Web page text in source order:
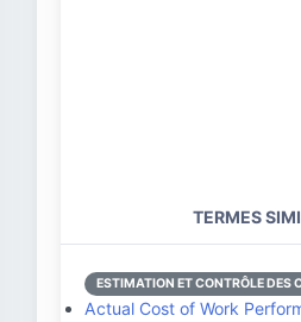
TERMES
ESTIMATION ET CONTRÔLE DES
Actual Cost of Work